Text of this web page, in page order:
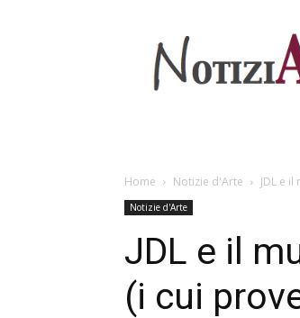
Home Notizie d'Arte JDL e
Notizie d'Arte
JDL e il
(i cui